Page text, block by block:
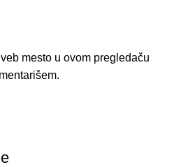
mesto u ovom pregledaču